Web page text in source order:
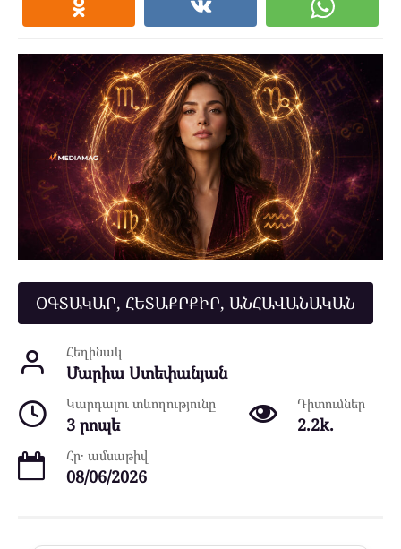
ՕԳՏԱԿԱՐ, ՀԵՏԱՔՐՔԻՐ, ԱՆՀԱՎԱՆԱԿԱՆ
Հեղինակ
Մարիա Ստեփանյան
Կարդալու տևողությունը
3 րոպե
Դիտումներ
2.2k.
Հր․ ամսաթիվ
08/06/2026